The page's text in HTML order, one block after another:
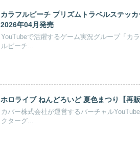
カラフルピーチ プリズムトラベルステッ
2026年04月発売
YouTubeで活躍するゲーム実況グループ「カ
ルピーチ...
ホロライブ ねんどろいど 夏色まつり【再
カバー株式会社が運営するバーチャル
クターグ...